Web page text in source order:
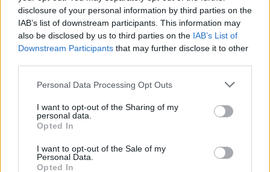
disclosure of your personal information by third parties on the
IAB’s list of downstream participants. This information may
also be disclosed by us to third parties on the IAB’s List of
Downstream Participants that may further disclose it to other
Personal Data Processing Opt Outs
I want to opt-out of the Sharing of my
personal data.
Opted In
I want to opt-out of the Sale of my
Personal Data.
Opted In
- Advertisement -